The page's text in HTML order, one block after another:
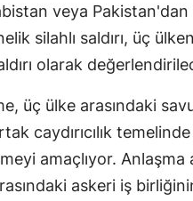
veya
silahlı saldırı, üç
olarak
üç ülke arasındaki
caydırıcılık temelinde
amaçlıyor. Anlaşma
askeri iş